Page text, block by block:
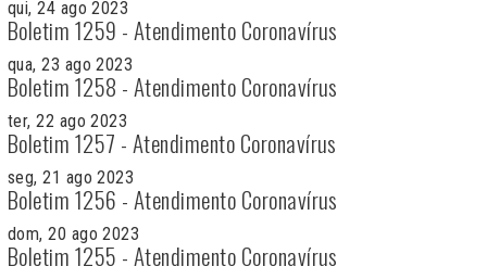
qui, 24 ago 2023
Boletim 1259 - Atendimento Coronavírus
qua, 23 ago 2023
Boletim 1258 - Atendimento Coronavírus
ter, 22 ago 2023
Boletim 1257 - Atendimento Coronavírus
seg, 21 ago 2023
Boletim 1256 - Atendimento Coronavírus
dom, 20 ago 2023
Boletim 1255 - Atendimento Coronavírus